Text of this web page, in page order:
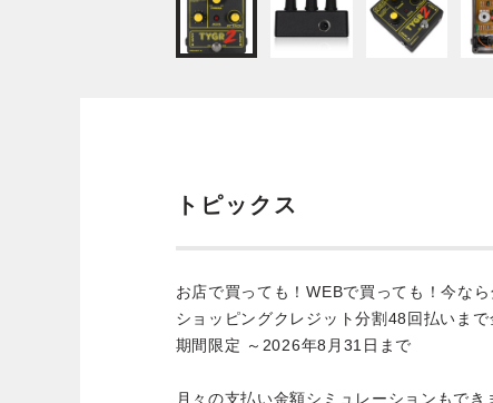
トピックス
お店で買っても！WEBで買っても！今なら
ショッピングクレジット分割48回払いまで
期間限定 ～2026年8月31日まで
月々の支払い金額シミュレーションもでき